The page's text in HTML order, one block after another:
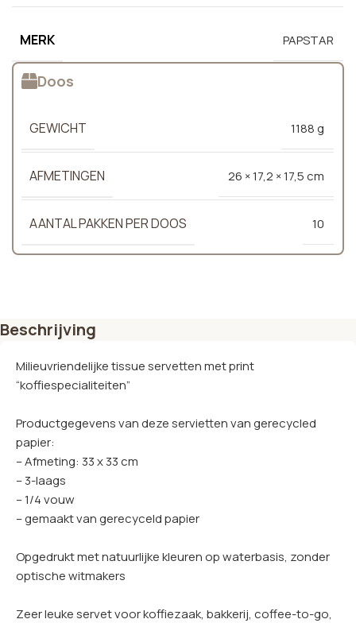
MERK PAPSTAR
Doos
GEWICHT 1188 g
AFMETINGEN 26 × 17,2 × 17,5 cm
AANTAL PAKKEN PER DOOS 10
Beschrijving
Milieuvriendelijke tissue servetten met print
“koffiespecialiteiten”
Productgegevens van deze servietten van gerecycled
papier:
– Afmeting: 33 x 33 cm
– 3-laags
– 1/4 vouw
– gemaakt van gerecyceld papier
Opgedrukt met natuurlijke kleuren op waterbasis, zonder
optische witmakers
Zeer leuke servet voor koffiezaak, bakkerij, coffee-to-go,